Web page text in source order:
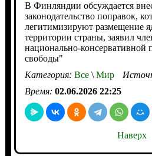
В Финляндии обсуждается
законодательство поправок,
легитимизируют размещение
территории страны, заявил
национально-консервативной
свободы"
Категория: Все\Мир
Время: 02.06.2026 22:25
Наверх